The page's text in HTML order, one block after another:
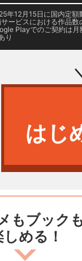
年12月15日に国内定
ービスにおける作品数
Playでのご契約は
り
はじ
もブック
しめる！